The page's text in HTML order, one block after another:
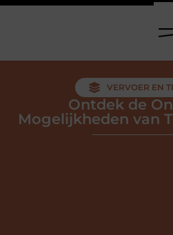
VERVOER EN
Ontdek de
Mogelijkheden van